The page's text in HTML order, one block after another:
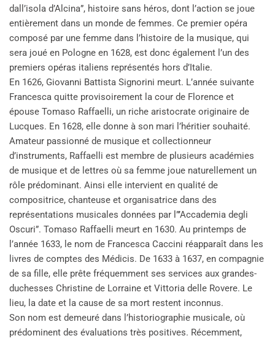
dall’isola d’Alcina”, histoire sans héros, dont l’action se joue
entièrement dans un monde de femmes. Ce premier opéra
composé par une femme dans l’histoire de la musique, qui
sera joué en Pologne en 1628, est donc également l’un des
premiers opéras italiens représentés hors d’Italie.
En 1626, Giovanni Battista Signorini meurt. L’année suivante
Francesca quitte provisoirement la cour de Florence et
épouse Tomaso Raffaelli, un riche aristocrate originaire de
Lucques. En 1628, elle donne à son mari l’héritier souhaité.
Amateur passionné de musique et collectionneur
d’instruments, Raffaelli est membre de plusieurs académies
de musique et de lettres où sa femme joue naturellement un
rôle prédominant. Ainsi elle intervient en qualité de
compositrice, chanteuse et organisatrice dans des
représentations musicales données par l”’Accademia degli
Oscuri”. Tomaso Raffaelli meurt en 1630. Au printemps de
l’année 1633, le nom de Francesca Caccini réapparaît dans les
livres de comptes des Médicis. De 1633 à 1637, en compagnie
de sa fille, elle prête fréquemment ses services aux grandes-
duchesses Christine de Lorraine et Vittoria delle Rovere. Le
lieu, la date et la cause de sa mort restent inconnus.
Son nom est demeuré dans l’historiographie musicale, où
prédominent des évaluations très positives. Récemment,